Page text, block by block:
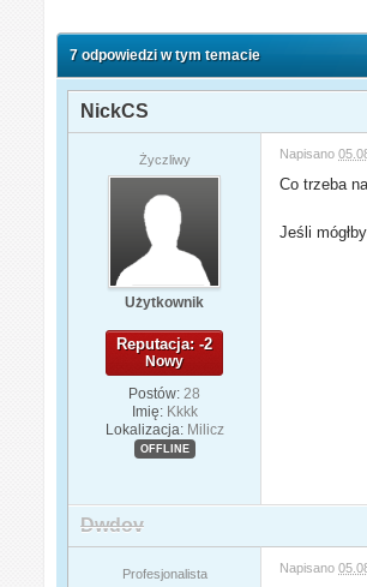
7 odpowiedzi w tym temacie
NickCS
Życzliwy
Użytkownik
Reputacja: -2
Nowy
Postów: 28
Imię: Kkkk
Lokalizacja: Milicz
OFFLINE
Napisano
Co trzeba
Jeśli
Dwdov
Profesjonalista Napisano